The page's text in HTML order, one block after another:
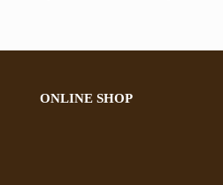
ONLINE SHOP